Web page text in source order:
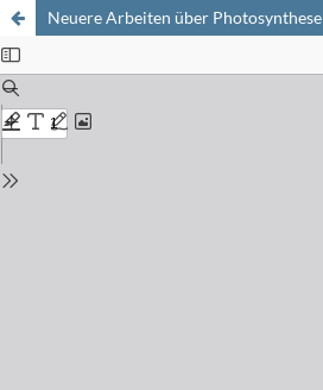
Neuere Arbeiten über Photosynthese